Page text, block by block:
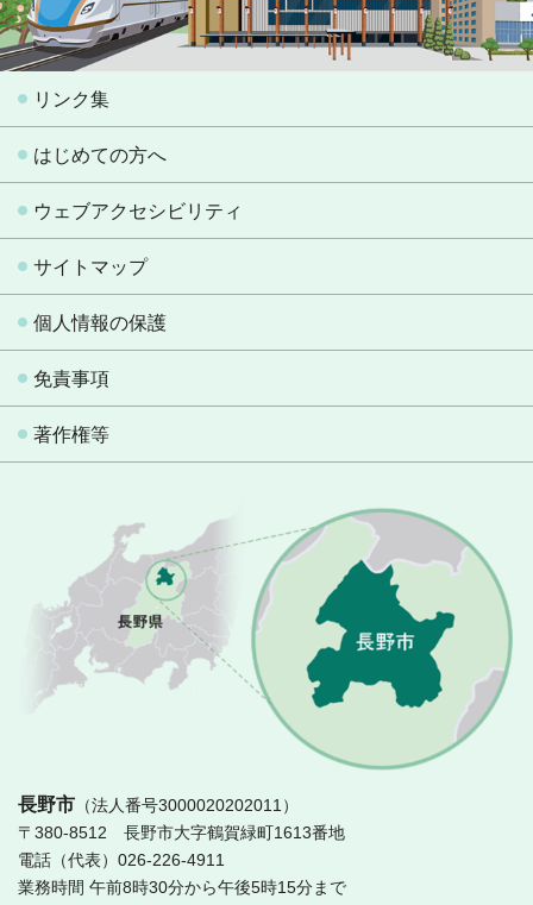
リンク集
はじめての方へ
ウェブアクセシビリティ
サイトマップ
個人情報の保護
免責事項
著作権等
長野市 （法人番号3000020202011）
〒380-8512 長野市大字鶴賀緑町1613番地
電話（代表）026-226-4911
業務時間 午前8時30分から午後5時15分まで